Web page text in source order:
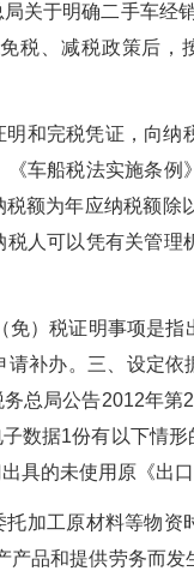
关于明确二手车经
税、减税政策后
明和完税凭证，向
车船税法实施条
额为年应纳税额
人可以凭有关管
免）税证明事项是
补办。三、设定
总局公告2012年
数据1份有以下情
具的未使用原《出
加工原材料等物资
产品和提供劳务而